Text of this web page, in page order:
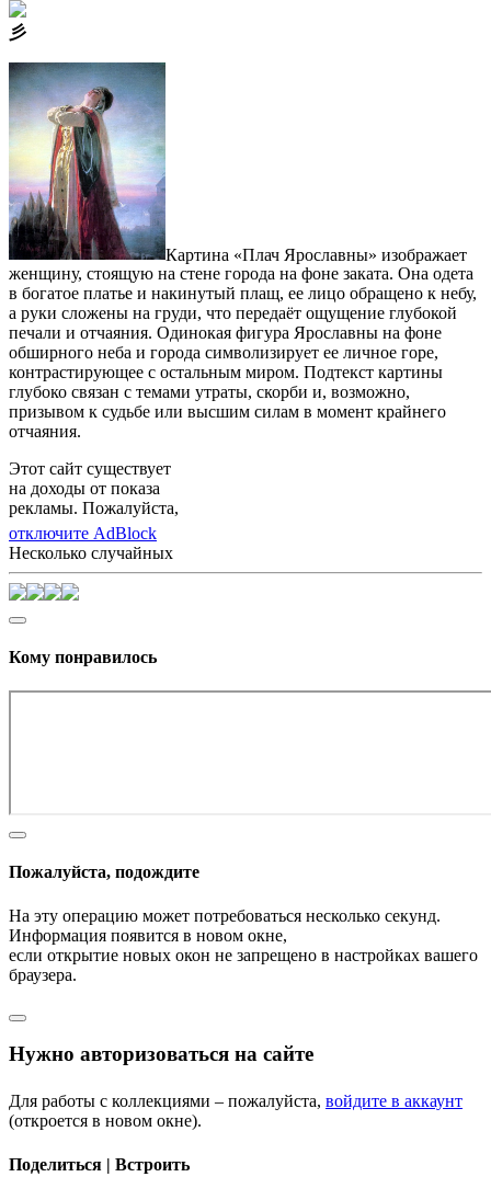
⼺
Картина «Плач Ярославны» изображает
женщину, стоящую на стене города на фоне заката. Она одета
в богатое платье и накинутый плащ, ее лицо обращено к небу,
а руки сложены на груди, что передаёт ощущение глубокой
печали и отчаяния. Одинокая фигура Ярославны на фоне
обширного неба и города символизирует ее личное горе,
контрастирующее с остальным миром. Подтекст картины
глубоко связан с темами утраты, скорби и, возможно,
призывом к судьбе или высшим силам в момент крайнего
отчаяния.
Этот сайт существует
на доходы от показа
рекламы. Пожалуйста,
отключите AdBlock
Несколько случайных
Кому понравилось
Пожалуйста, подождите
На эту операцию может потребоваться несколько секунд.
Информация появится в новом окне,
если открытие новых окон не запрещено в настройках вашего
браузера.
Нужно авторизоваться на сайте
Для работы с коллекциями – пожалуйста, войдите в аккаунт
(откроется в новом окне).
Поделиться | Встроить